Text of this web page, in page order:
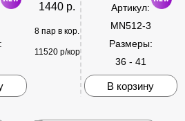
1440 р.
8 пар в кор.
11520 р/кор
Артикул:
MN512-3
Размеры:
36 - 41
В корзину